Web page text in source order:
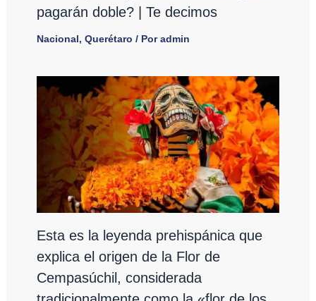
pagarán doble? | Te decimos
Nacional, Querétaro / Poradmin
Esta es la leyenda prehispánica que
explica el origen de la Flor de
Cempasúchil, considerada